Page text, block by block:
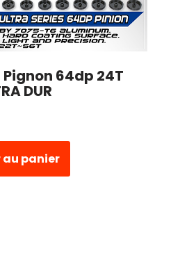
Pignon 64dp 24T
DUR
panier